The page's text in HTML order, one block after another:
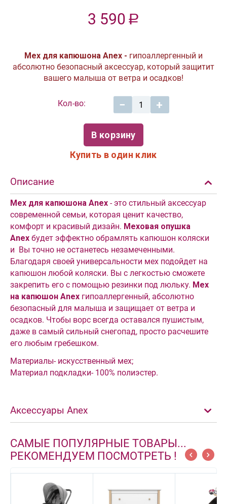
3 590 Р
Мех для капюшона Anex - гипоаллергенный и
абсолютно безопасный аксессуар, который защитит
вашего малыша от ветра и осадков!
Кол-во: +
−
В корзину
Купить в один клик
Описание
Мех для капюшона Anex- это стильный аксессуар
современной семьи, которая ценит качество,
комфорт и красивый дизайн. Меховая опушка
Anexбудет эффектно обрамлять капюшон коляски
и Вы точно не останетесь незамеченными.
Благодаря своей универсальности мех подойдет на
капюшон любой коляски. Вы с легкостью сможете
закрепить его с помощью резинки под люльку. Мех
на капюшон Аnex гипоаллергенный, абсолютно
безопасный для малыша и защищает от ветра и
осадков. Чтобы ворс всегда оставался пушистым,
даже в самый сильный снегопад, просто расчешите
его любым гребешком.
Материалы- искусственный мех;
Материал подкладки- 100% полиэстер.
Аксессуары Anex
САМЫЕ ПОПУЛЯРНЫЕ ТОВАРЫ...
РЕКОМЕНДУЕМ ПОСМОТРЕТЬ !